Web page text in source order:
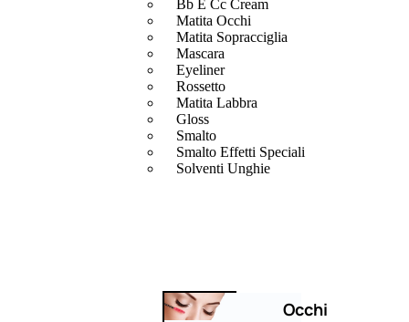
Bb E Cc Cream
Matita Occhi
Matita Sopracciglia
Mascara
Eyeliner
Rossetto
Matita Labbra
Gloss
Smalto
Smalto Effetti Speciali
Solventi Unghie
Occhi